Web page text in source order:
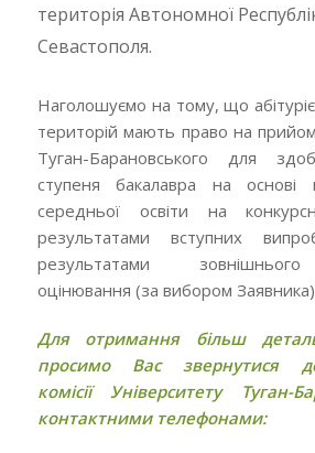
територія Автономної
Севастополя.
Наголошуємо на тому, що
територій мають право на
Туган-Барановського для
ступеня бакалавра на основі
середньої освіти на
результатами вступних
результатами
оцінювання (за вибором
Для отримання більш
просимо Вас звернутися
комісії Університету Туган-
контактними телефонами: